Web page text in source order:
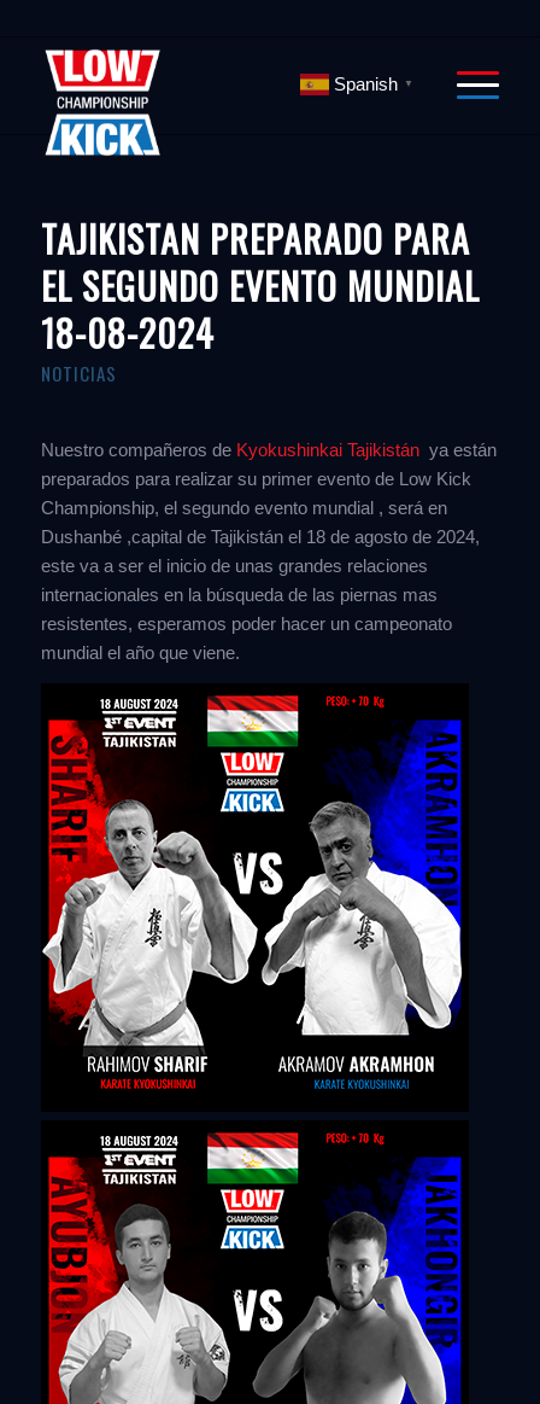
TAJIKISTAN PREPARADO PARA
EL SEGUNDO EVENTO MUNDIAL
18-08-2024
NOTICIAS
Nuestro compañeros de Kyokushinkai Tajikistánya están
preparados para realizar su primer evento de Low Kick
Championship, el segundo evento mundial , será en
Dushanbé ,capital de Tajikistán el 18 de agosto de 2024,
este va a ser el inicio de unas grandes relaciones
internacionales en la búsqueda de las piernas mas
resistentes, esperamos poder hacer un campeonato
mundial el año que viene.
Spanish ▼